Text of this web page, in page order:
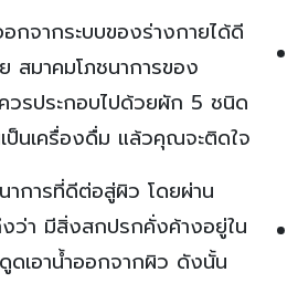
กจากระบบของร่างกายได้ดี
สมาคมโภชนาการของ
วรประกอบไปด้วยผัก 5 ชนิด
นเครื่องดื่ม แล้วคุณจะติดใจ
าการที่ดีต่อสู่ผิว โดยผ่าน
งว่า มีสิ่งสกปรกคั่งค้างอยู่ใน
ดเอาน้ำออกจากผิว ดังนั้น